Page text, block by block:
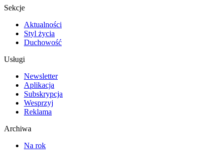
Sekcje
Aktualności
Styl życia
Duchowość
Usługi
Newsletter
Aplikacja
Subskrypcja
Wesprzyj
Reklama
Archiwa
Na rok